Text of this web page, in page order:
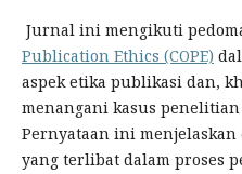
Jurnal ini mengikuti
Publication Ethics (COPE)
aspek etika publikasi dan,
menangani kasus
Pernyataan ini
yang terlibat dalam proses